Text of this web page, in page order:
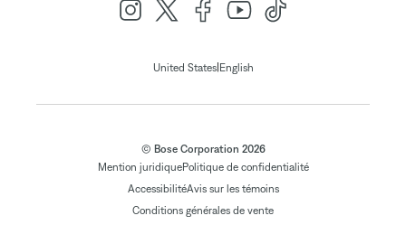
United States| English
© Bose Corporation 2026
Mention juridiquePolitique de confidentialité
AccessibilitéAvis sur les témoins
Conditions générales de vente